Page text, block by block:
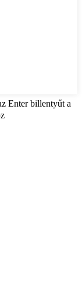
Enter billentyűt a